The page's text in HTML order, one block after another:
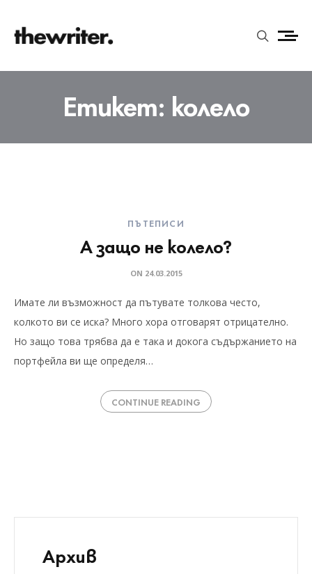
Етикет: колело
ПЪТЕПИСИ
А защо не колело?
ON 24.03.2015
Имате ли възможност да пътувате толкова често,
колкото ви се иска? Много хора отговарят отрицателно.
Но защо това трябва да е така и докога съдържанието на
портфейла ви ще определя…
CONTINUE READING
Архив